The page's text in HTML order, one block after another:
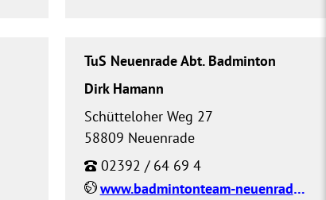
www.badmintonteam-neuenrade.de
TuS Neuenrade Abt. Badminton
Schütteloher Weg 27
58809 Neuenrade
02392 / 64 69 4
Dirk Hamann